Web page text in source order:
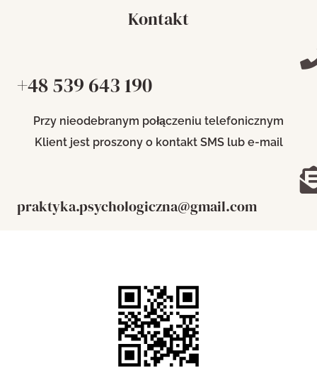
Kontakt
+48 539 643 190
Przy nieodebranym połączeniu telefonicznym
Klient jest proszony o kontakt SMS lub e-mail
praktyka.psychologiczna@gmail.com